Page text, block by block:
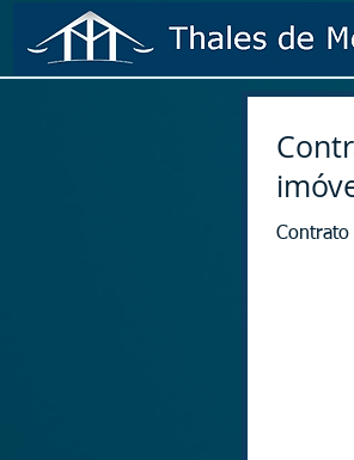
Contrato